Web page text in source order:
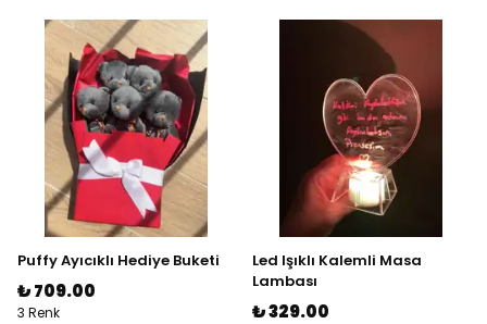
Puffy Ayıcıklı Hediye Buketi
₺ 709.00
3 Renk
Led Işıklı Kalemli Masa
Lambası
₺ 329.00